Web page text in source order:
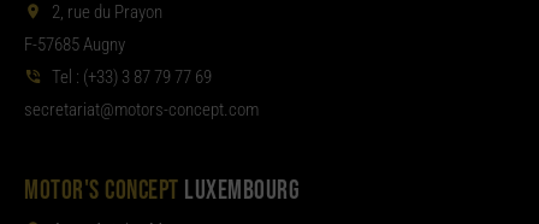
2, rue du Prayon
F-57685 Augny
Tel : (+33) 3 87 79 77 69
moc.tpecnoc-sro
tom@tair
aterces
MOTOR'S CONCEPT LUXEMBOURG